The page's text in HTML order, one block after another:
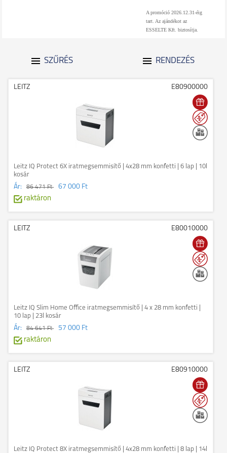
A promóció 2026.12.31-éig
tart. Az ajándékot az
ESSELTE Kft. biztosítja.
SZŰRÉS RENDEZÉS
LEITZ E80900000
Leitz IQ Protect 6X iratmegsemmisítő | 4x28 mm konfetti | 6 lap | 10l
kosár
Ár: 86 471 Ft
67 000 Ft
raktáron
LEITZ E80010000
Leitz IQ Slim Home Office iratmegsemmisítő | 4 x 28 mm konfetti |
10 lap | 23l kosár
Ár: 84 641 Ft
57 000 Ft
raktáron
LEITZ E80910000
Leitz IQ Protect 8X iratmegsemmisítő | 4x28 mm konfetti | 8 lap | 14l